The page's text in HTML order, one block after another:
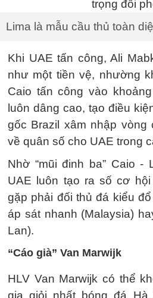
Lima là mẫu cầu thủ toàn
Khi UAE tấn công, Ali
như một tiền vệ, nhường
Caio tấn công vào
luôn dâng cao, tạo điều
gốc Brazil xâm nhập vòng
về quân số cho UAE trong
Nhờ “mũi đinh ba” Caio -
UAE luôn tạo ra số cơ
gặp phải đối thủ đá kiểu
áp sát nhanh (Malaysia)
Lan).
“Cáo già” Van Marwijk
HLV Van Marwijk có thể
gia giỏi nhất bóng đá